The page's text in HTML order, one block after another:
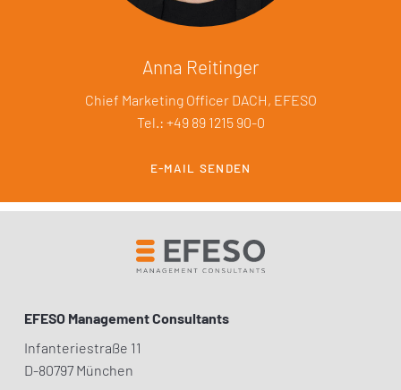
Anna Reitinger
Chief Marketing Officer DACH, EFESO
Tel.: +49 89 1215 90-0
E-MAIL SENDEN
EFESO Management Consultants
Infanteriestraße 11
D-80797 München